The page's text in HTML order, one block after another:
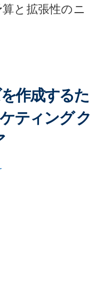
と拡張性のニ
作成するた
ティング ク